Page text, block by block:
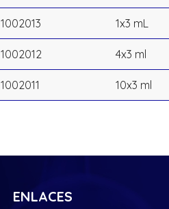
1002013 1x3 mL
1002012 4x3 ml
1002011 10x3 ml
ENLACES